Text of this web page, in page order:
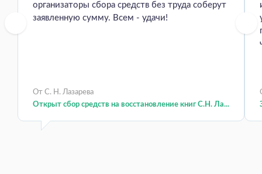
организаторы сбора средств без труда соберут
заявленную сумму. Всем - удачи!
От С. Н. Лазарева
Открыт сбор средств на восстановление книг С.Н. Ла...